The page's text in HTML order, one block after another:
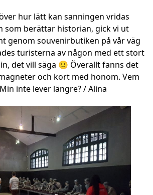
hur lätt kan sanningen vridas
som berättar historian, gick vi ut
genom souvenirbutiken på vår väg
turisterna av någon med ett stort
det vill säga 🙂 Överallt fanns det
och kort med honom. Vem
inte lever längre? / Alina